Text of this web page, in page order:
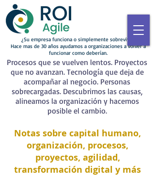
¿Su empresa funciona o simplemente sobrevive?
Hace mas de 30 años ayudamos a organizaciones a volver a
funcionar como deberían.
Procesos que se vuelven lentos. Proyectos
que no avanzan. Tecnología que deja de
acompañar al negocio. Personas
sobrecargadas. Descubrimos las causas,
alineamos la organización y hacemos
posible el cambio.
Notas sobre capital humano,
organización, procesos,
proyectos, agilidad,
transformación digital y más